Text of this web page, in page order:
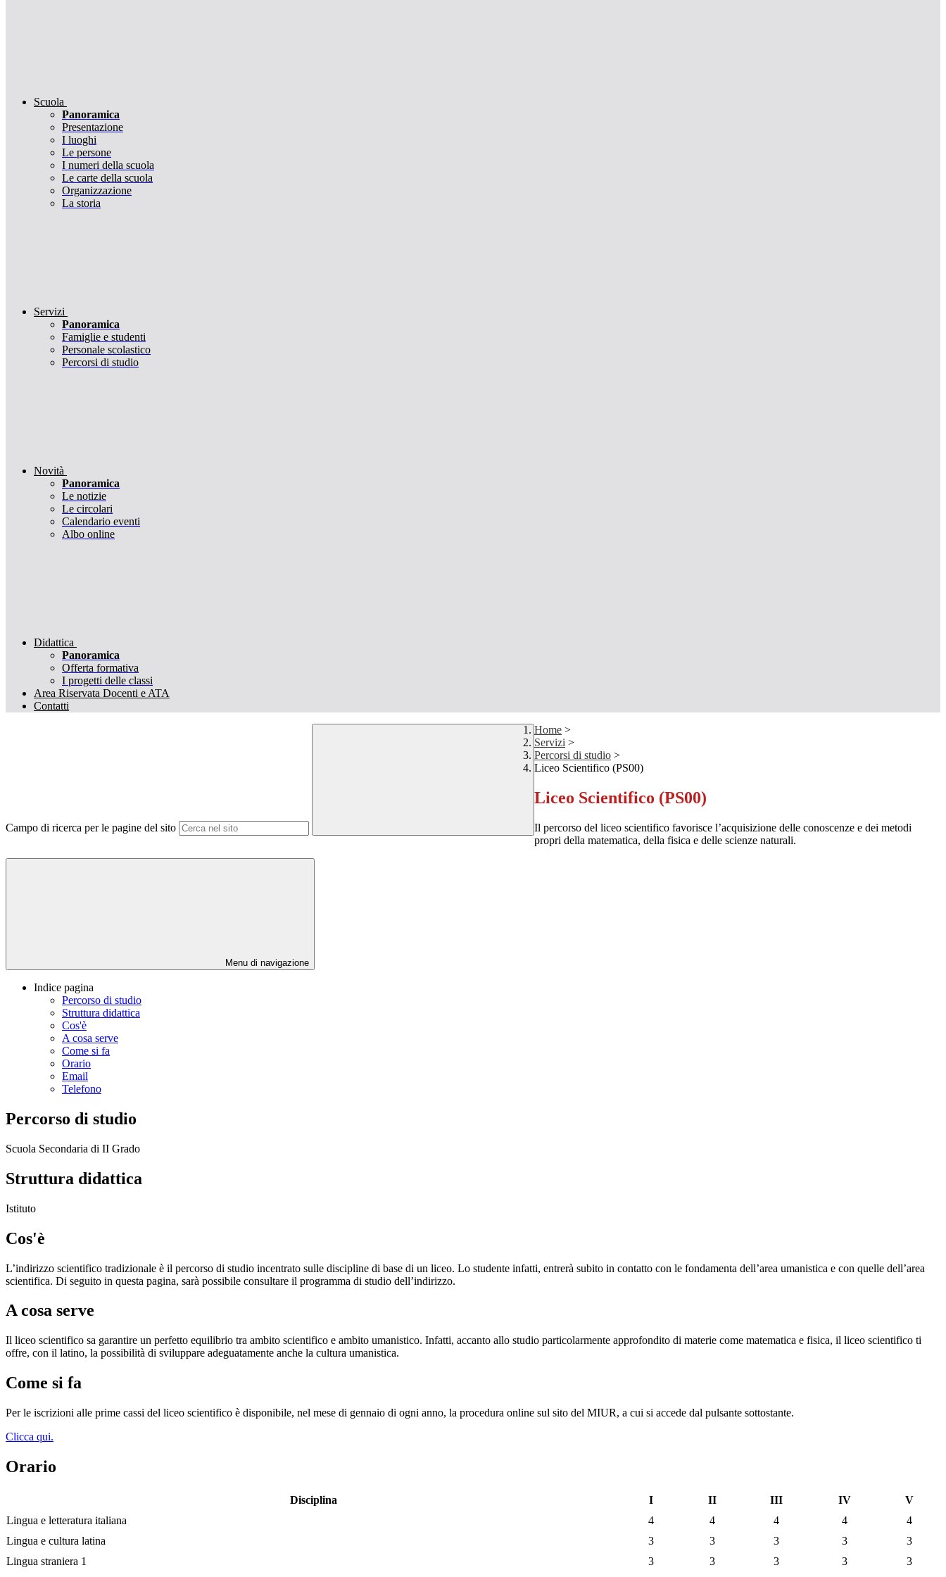
Scuola
Panoramica
Presentazione
I luoghi
Le persone
I numeri della scuola
Le carte della scuola
Organizzazione
La storia
Servizi
Panoramica
Famiglie e studenti
Personale scolastico
Percorsi di studio
Novità
Panoramica
Le notizie
Le circolari
Calendario eventi
Albo online
Didattica
Panoramica
Offerta formativa
I progetti delle classi
Area Riservata Docenti e ATA
Contatti
Campo di ricerca per le pagine del sito
Home >
Servizi >
Percorsi di studio >
Liceo Scientifico (PS00)
Liceo Scientifico (PS00)
Il percorso del liceo scientifico favorisce l’acquisizione delle conoscenze e dei metodi
propri della matematica, della fisica e delle scienze naturali.
Menu di navigazione
Indice pagina
Percorso di studio
Struttura didattica
Cos'è
A cosa serve
Come si fa
Orario
Email
Telefono
Percorso di studio
Scuola Secondaria di II Grado
Struttura didattica
Istituto
Cos'è
L’indirizzo scientifico tradizionale è il percorso di studio incentrato sulle discipline di base di un liceo. Lo studente infatti, entrerà subito in contatto con le fondamenta dell’area umanistica e con quelle dell’area
scientifica. Di seguito in questa pagina, sarà possibile consultare il programma di studio dell’indirizzo.
A cosa serve
Il liceo scientifico sa garantire un perfetto equilibrio tra ambito scientifico e ambito umanistico. Infatti, accanto allo studio particolarmente approfondito di materie come matematica e fisica, il liceo scientifico ti
offre, con il latino, la possibilità di sviluppare adeguatamente anche la cultura umanistica.
Come si fa
Per le iscrizioni alle prime cassi del liceo scientifico è disponibile, nel mese di gennaio di ogni anno, la procedura online sul sito del MIUR, a cui si accede dal pulsante sottostante.
Clicca qui.
Orario
Disciplina I II III IV
V
Lingua e letteratura italiana
4 4 4 4
4
Lingua e cultura latina
3 3 3 3
3
Lingua straniera 1
3 3 3 3
3